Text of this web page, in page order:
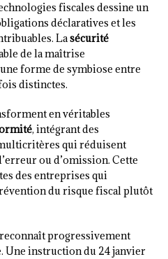
fiscales dessine un
déclaratives et les
Lasécurité
de la maîtrise
forme de symbiose entre
distinctes.
en véritables
, intégrant des
qui réduisent
ou d’omission. Cette
des entreprises qui
du risque fiscal plutôt
reconnaît progressivement
Une instruction du 24 janvier